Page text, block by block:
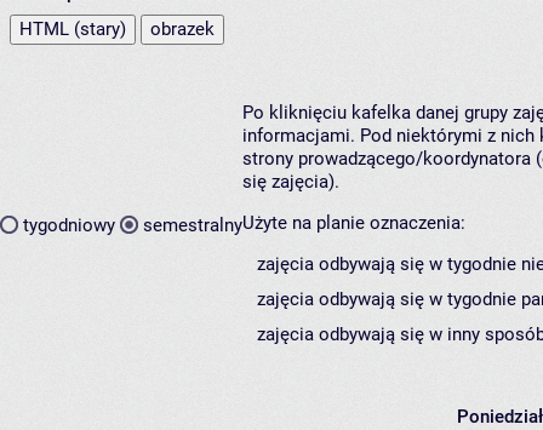
HTML (stary)
obrazek
tygodniowy semestralny
Po kliknięciu kafelka danej grupy
informacjami. Pod niektórymi z nich
strony prowadzącego/koordynatora
się zajęcia).
Użyte na planie oznaczenia:
zajęcia odbywają się w tygodnie
zajęcia odbywają się w tygodnie
zajęcia odbywają się w inny